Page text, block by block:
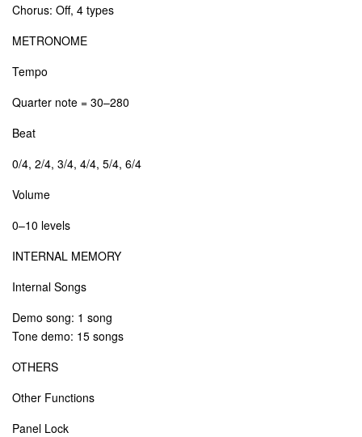
Chorus: Off, 4 types
METRONOME
Tempo
Quarter note = 30–280
Beat
0/4, 2/4, 3/4, 4/4, 5/4, 6/4
Volume
0–10 levels
INTERNAL MEMORY
Internal Songs
Demo song: 1 song
Tone demo: 15 songs
OTHERS
Other Functions
Panel Lock